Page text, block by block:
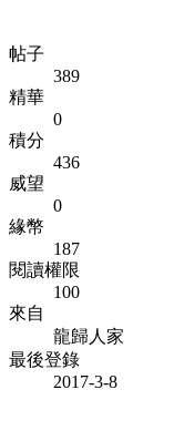
帖子
389
精華
0
積分
436
威望
0
緣幣
187
閱讀權限
100
來自
龍歸人家
最後登錄
2017-3-8